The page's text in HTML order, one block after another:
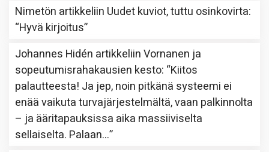
Nimetön artikkeliin Uudet kuviot, tuttu osinkovirta:
“Hyvä kirjoitus”
Johannes Hidén artikkeliinVornanen ja
sopeutumisrahakausien kesto: “Kiitos
palautteesta! Ja jep, noin pitkänä systeemi ei
enää vaikuta turvajärjestelmältä, vaan palkinnolta
– ja ääritapauksissa aika massiiviselta
sellaiselta. Palaan…”